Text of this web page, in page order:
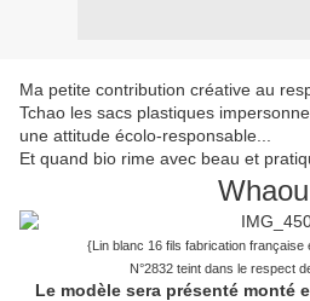
Ma petite contribution créative au
Tchao les sacs plastiques
une attitude écolo-responsable...
Et quand bio rime avec beau et
{Lin blanc 16 fils fabrication française
N°2832 teint dans le respect
Le modèle sera présenté monté